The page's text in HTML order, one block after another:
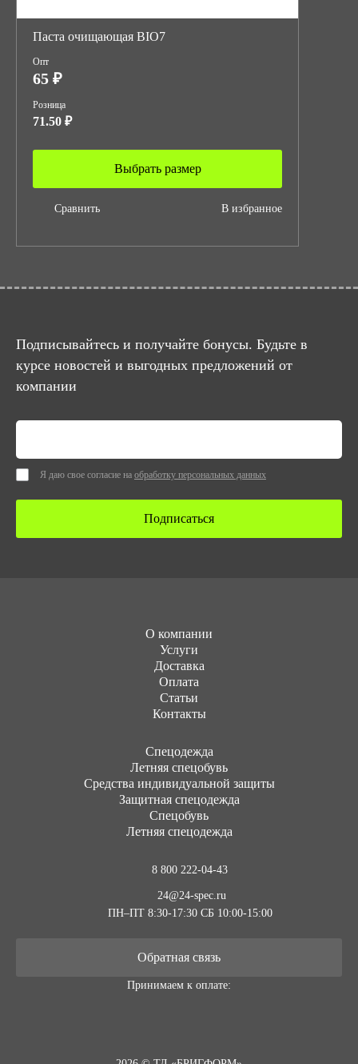
Паста очищающая BIO7
Опт
65 ₽
Розница
71.50 ₽
Выбрать размер
Сравнить В избранное
Подписывайтесь и получайте бонусы. Будьте в
курсе новостей и выгодных предложений от
компании
Я даю свое согласие на обработку персональных данных
Подписаться
О компании
Услуги
Доставка
Оплата
Статьи
Контакты
Cпецодежда
Летняя спецобувь
Средства индивидуальной защиты
Защитная спецодежда
Спецобувь
Летняя спецодежда
8 800 222-04-43
24@24-spec.ru
ПН–ПТ 8:30-17:30 СБ 10:00-15:00
Обратная связь
Принимаем к оплате: